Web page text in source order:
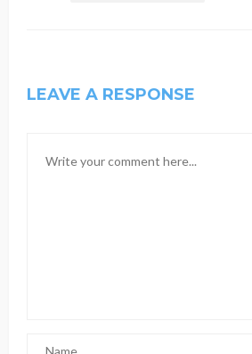
LEAVE A RESPONSE